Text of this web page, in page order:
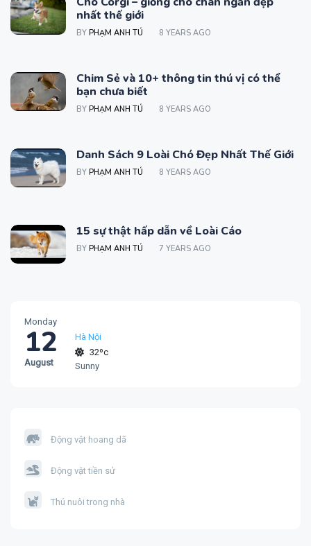
Monday
12
August
Hà Nội
32ºc
Sunny
Động vật hoang dã
Động vật tiền sử
Thú nuôi trong nhà
nhất thế giới
BY PHẠM ANH TÚ 8 YEARS AGO
Chim Sẻ và 10+ thông tin thú vị có thể
bạn chưa biết
BY PHẠM ANH TÚ 8 YEARS AGO
Danh Sách 9 Loài Chó Đẹp Nhất Thế Giới
BY PHẠM ANH TÚ 8 YEARS AGO
15 sự thật hấp dẫn về Loài Cáo
BY PHẠM ANH TÚ 7 YEARS AGO